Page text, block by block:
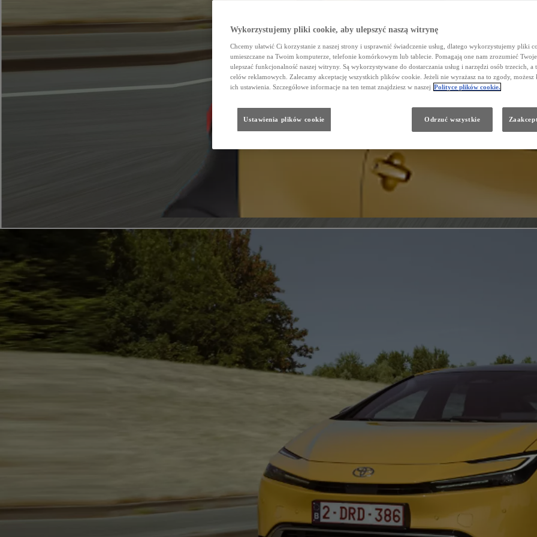
Wykorzystujemy pliki cookie, aby ulepszyć naszą witrynę
Chcemy ułatwić Ci korzystanie z naszej strony i usprawnić świadczenie usług, dlatego wykorzystujemy pliki
umieszczane na Twoim komputerze, telefonie komórkowym lub tablecie. Pomagają one nam zrozumieć
ulepszać funkcjonalność naszej witryny. Są wykorzystywane do dostarczania usług i narzędzi osób trzecich, a
celów reklamowych. Zalecamy akceptację wszystkich plików cookie. Jeżeli nie wyrażasz na to zgody, możesz
ich ustawienia. Szczegółowe informacje na ten temat znajdziesz w naszej Polityce plików cookie.
Ustawienia plików cookie Odrzuć wszystkie